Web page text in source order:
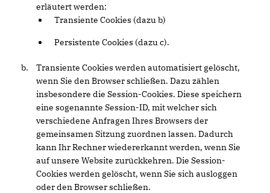
erläutert werden:
Transiente Cookies (dazu b)
Persistente Cookies (dazu c).
Transiente Cookies werden automatisiert gelöscht,
wenn Sie den Browser schließen. Dazu zählen
insbesondere die Session-Cookies. Diese speichern
eine sogenannte Session-ID, mit welcher sich
verschiedene Anfragen Ihres Browsers der
gemeinsamen Sitzung zuordnen lassen. Dadurch
kann Ihr Rechner wiedererkannt werden, wenn Sie
auf unsere Website zurückkehren. Die Session-
Cookies werden gelöscht, wenn Sie sich ausloggen
oder den Browser schließen.